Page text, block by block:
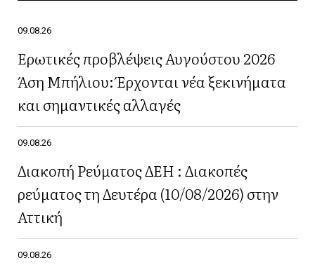
09.08.26
Ερωτικές προβλέψεις Αυγούστου 2026
Άση Μπήλιου: Έρχονται νέα ξεκινήματα
και σημαντικές αλλαγές
09.08.26
Διακοπή Ρεύματος ΔΕΗ : Διακοπές
ρεύματος τη Δευτέρα (10/08/2026) στην
Αττική
09.08.26